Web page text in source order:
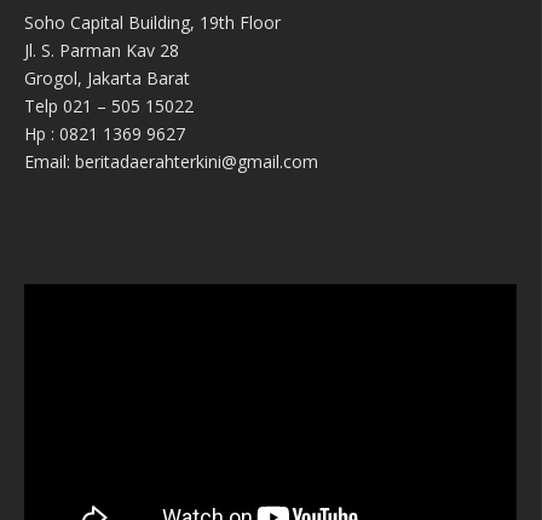
Soho Capital Building, 19th Floor
Jl. S. Parman Kav 28
Grogol, Jakarta Barat
Telp 021 – 505 15022
Hp : 0821 1369 9627
Email: beritadaerahterkini@gmail.com